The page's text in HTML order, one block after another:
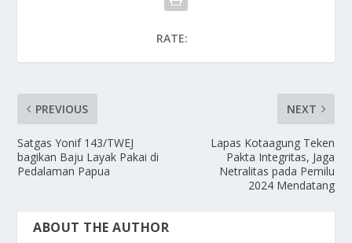
RATE:
PREVIOUS
Satgas Yonif 143/TWEJ
bagikan Baju Layak Pakai di
Pedalaman Papua
NEXT
Lapas Kotaagung Teken
Pakta Integritas, Jaga
Netralitas pada Pemilu
2024 Mendatang
ABOUT THE AUTHOR